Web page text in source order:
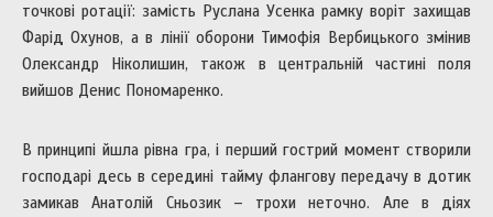
точкові ротації: замість Руслана Усенка рамку воріт захищав
Фарід Охунов, а в лінії оборони Тимофія Вербицького змінив
Олександр Ніколишин, також в центральній частині поля
вийшов Денис Пономаренко.
В принципі йшла рівна гра, і перший гострий момент створили
господарі десь в середині тайму флангову передачу в дотик
замикав Анатолій Сньозик – трохи неточно. Але в діях